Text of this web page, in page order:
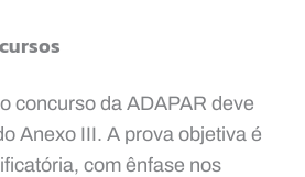
concurso da ADAPAR deve
Anexo III. A prova objetiva é
com ênfase nos